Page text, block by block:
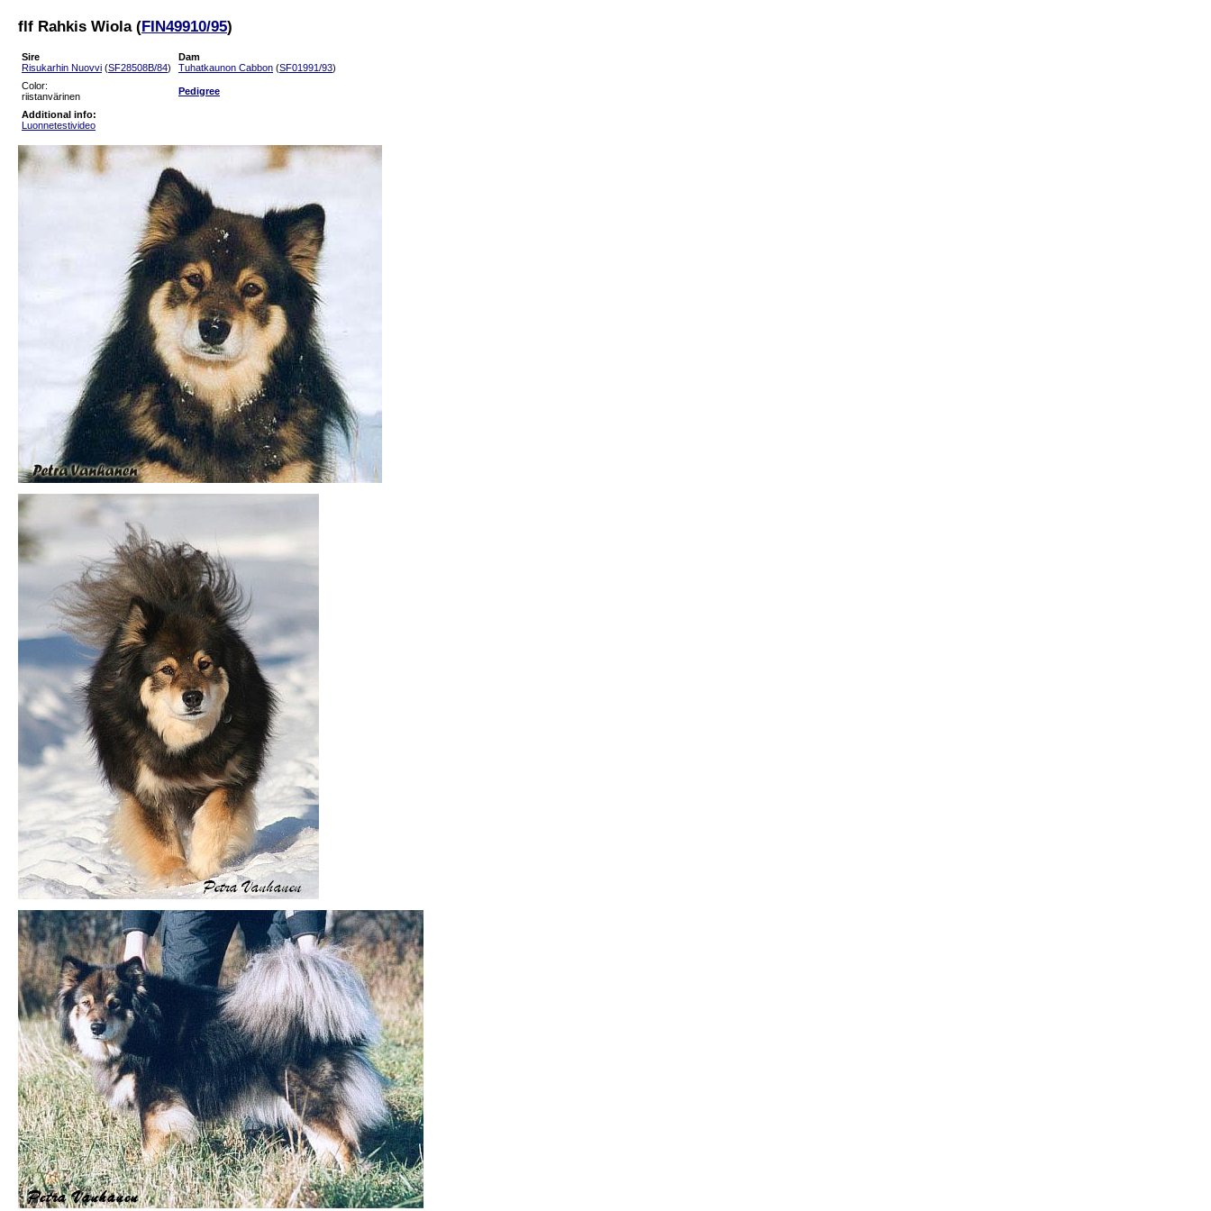
flf Rahkis Wiola (FIN49910/95)
Sire
Risukarhin Nuovvi (SF28508B/84)
Dam
Tuhatkaunon Cabbon (SF01991/93)
Color:
riistanvärinen
Pedigree
Additional info:
Luonnetestivideo